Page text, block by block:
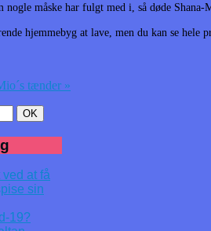
nogle måske har fulgt med i, så døde
hjemmebyg at lave, men du kan se hele
tænder »
at få
sin
19?